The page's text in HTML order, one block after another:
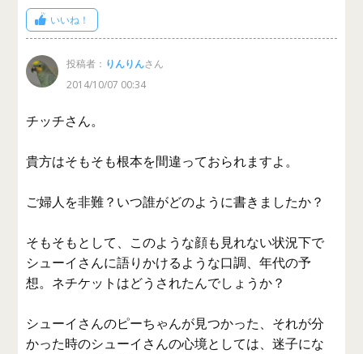
いいね！
投稿者： りんりんさん
2014/10/07 00:34
チッチさん。
貴方はそもそも根本を間違っておられますよ。
ご婦人を非難？いつ誰がどのように書きましたか？
そもそもとして、このような顔も見れない状況下で
シューイさんに語りかけるような口調、年代の予
想。ネチケットはどうされたんでしょうか？
シューイさんのピーちゃんが見つかった、それが分
かった時のシューイさんの心境としては、迷子にな